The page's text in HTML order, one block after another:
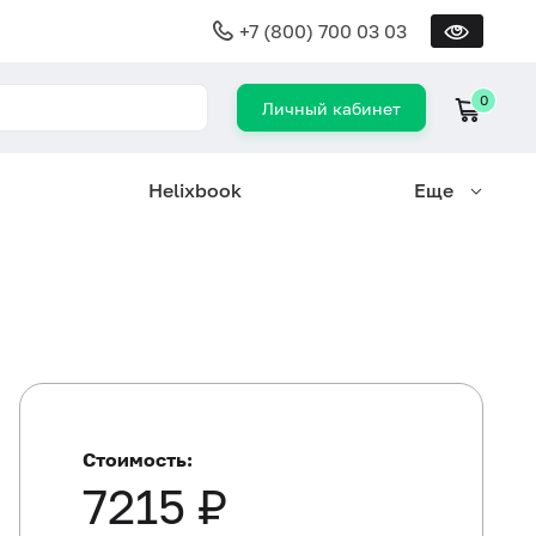
+7 (800) 700 03 03
Личный кабинет 0
Helixbook Еще
Стоимость:
7215 ₽